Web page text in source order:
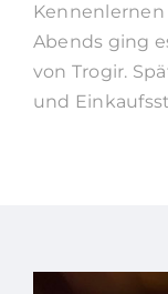
Abends ging
von Trogir.
und